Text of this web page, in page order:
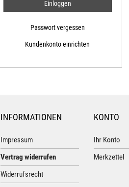
Passwort vergessen
Kundenkonto einrichten
INFORMATIONEN
Impressum
Vertrag widerrufen
Widerrufsrecht
KONTO
Ihr Konto
Merkzettel